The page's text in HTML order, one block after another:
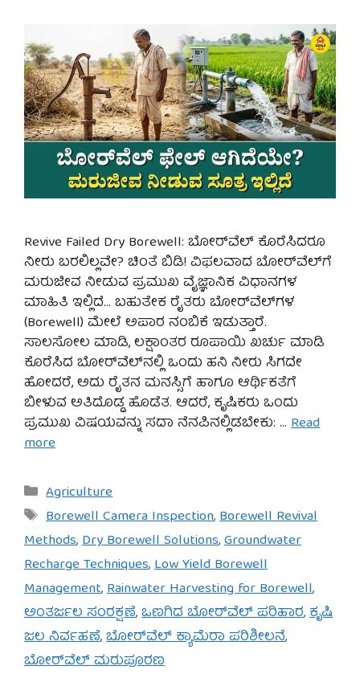
Revive Failed Dry Borewell: ಬೋರ್‌ವೆಲ್ ಕೊರೆಸಿದರೂ
ನೀರು ಬರಲಿಲ್ಲವೇ? ಚಿಂತೆ ಬಿಡಿ! ವಿಫಲವಾದ ಬೋರ್‌ವೆಲ್‌ಗೆ
ಮರುಜೀವ ನೀಡುವ ಪ್ರಮುಖ ವೈಜ್ಞಾನಿಕ ವಿಧಾನಗಳ
ಮಾಹಿತಿ ಇಲ್ಲಿದೆ… ಬಹುತೇಕ ರೈತರು ಬೋರ್‌ವೆಲ್‌ಗಳ
(Borewell) ಮೇಲೆ ಅಪಾರ ನಂಬಿಕೆ ಇಡುತ್ತಾರೆ.
ಸಾಲಸೋಲ ಮಾಡಿ, ಲಕ್ಷಾಂತರ ರೂಪಾಯಿ ಖರ್ಚು ಮಾಡಿ
ಕೊರೆಸಿದ ಬೋರ್‌ವೆಲ್‌ನಲ್ಲಿ ಒಂದು ಹನಿ ನೀರು ಸಿಗದೇ
ಹೋದರೆ, ಅದು ರೈತನ ಮನಸ್ಸಿಗೆ ಹಾಗೂ ಆರ್ಥಿಕತೆಗೆ
ಬೀಳುವ ಅತಿದೊಡ್ಡ ಹೊಡೆತ. ಆದರೆ, ಕೃಷಿಕರು ಒಂದು
ಪ್ರಮುಖ ವಿಷಯವನ್ನು ಸದಾ ನೆನಪಿನಲ್ಲಿಡಬೇಕು: … Read
more
Categories
Agriculture
Tags
Borewell Camera Inspection,Borewell Revival
Methods,Dry Borewell Solutions,Groundwater
Recharge Techniques,Low Yield Borewell
Management,Rainwater Harvesting for Borewell,
ಅಂತರ್ಜಲ ಸಂರಕ್ಷಣೆ,ಒಣಗಿದ ಬೋರ್‌ವೆಲ್ ಪರಿಹಾರ,ಕೃಷಿ
ಜಲ ನಿರ್ವಹಣೆ,ಬೋರ್‌ವೆಲ್ ಕ್ಯಾಮೆರಾ ಪರಿಶೀಲನೆ,
ಬೋರ್‌ವೆಲ್ ಮರುಪೂರಣ